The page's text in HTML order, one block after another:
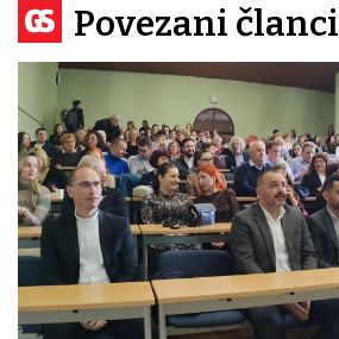
Povezani članci